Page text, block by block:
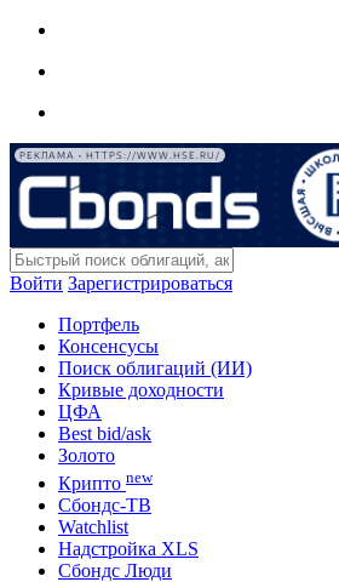
РЕКЛАМА • HTTPS://WWW.HSE.RU/
Войти Зарегистрироваться
Портфель
Консенсусы
Поиск облигаций (ИИ)
Кривые доходности
ЦФА
Best bid/ask
Золото
Крипто new
Сбондс-ТВ
Watchlist
Надстройка XLS
Сбондс Люди